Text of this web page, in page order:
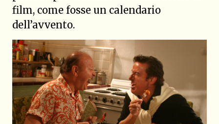
film, come fosse un calendario
dell’avvento.